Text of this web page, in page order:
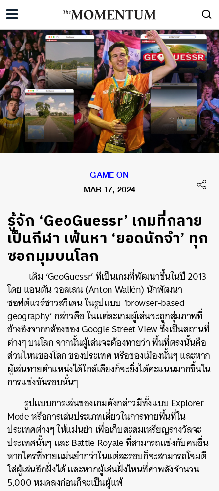
GAME ON
MAR 17, 2024
รู้จัก ‘GeoGuessr’ เกมที่กลาย
เป็นกีฬา เฟ้นหา ‘ยอดนักจำ’ ทุก
ซอกมุมบนโลก
เดิม ‘GeoGuessr’ ทีเป็นเกมที่พัฒนาขึ้นในปี 2013
โดย แอนตัน วอลเลน (Anton Wallén) นักพัฒนา
ซอฟต์แวร์ชาวสวีเดน ในรูปแบบ ‘browser-based
geography’ กล่าวคือ ในแต่ละเกมผู้เล่นจะถูกสุ่มภาพที่
อ้างอิงจากกล้องของ Google Street View ซึ่งเป็นสถานที่
ต่างๆ บนโลก จากนั้นผู้เล่นจะต้องทายว่า พื้นที่ตรงนั้นคือ
ส่วนไหนของโลก ของประเทศ หรือของเมืองนั้นๆ และหาก
ผู้เล่นทายตำแหน่งได้ใกล้เคียงก็จะยิ่งได้คะแนนมากขึ้นใน
การแข่งขันรอบนั้นๆ
รูปแบบการเล่นของเกมดังกล่าวมีทั้งแบบ Explorer
Mode หรือการเล่นประเภทเดี่ยวในการทายพื้นที่ใน
ประเทศต่างๆ ให้แม่นยำ เพื่อเก็บสะสมเหรียญรางวัลจะ
ประเทศนั้นๆ และ Battle Royale ที่สามารถแข่งกับคนอื่น
หากใครที่ทายแม่นยำกว่าในแต่ละรอบก็จะสามารถโจมตี
ใส่ผู้เล่นอีกฝั่งได้ และหากผู้เล่นฝั่งไหนที่ค่าพลังจำนวน
5,000 หมดลงก่อนก็จะเป็นผู้แพ้